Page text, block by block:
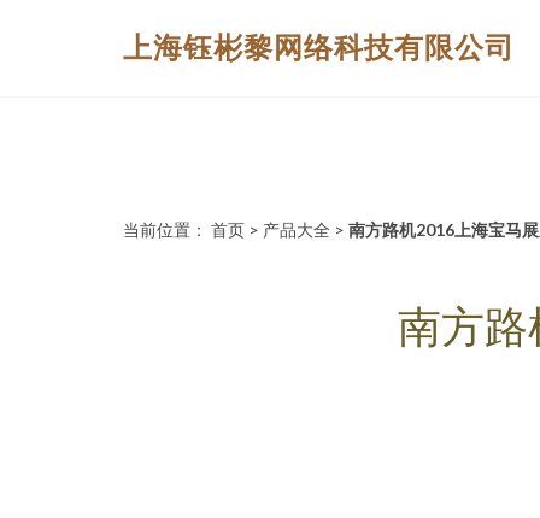
上海钰彬黎网络科技有限公司
当前位置： 首页 > 产品大全 > 南方路机2016上海宝马
南方路